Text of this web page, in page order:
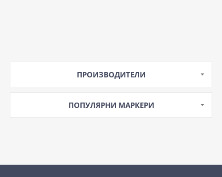
ПРОИЗВОДИТЕЛИ
ПОПУЛЯРНИ МАРКЕРИ